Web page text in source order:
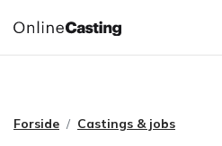
CASTINGS & JOBS
Forside Castings & jobs